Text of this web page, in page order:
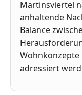
Martinsviertel
anhaltende
Balance
adressiert